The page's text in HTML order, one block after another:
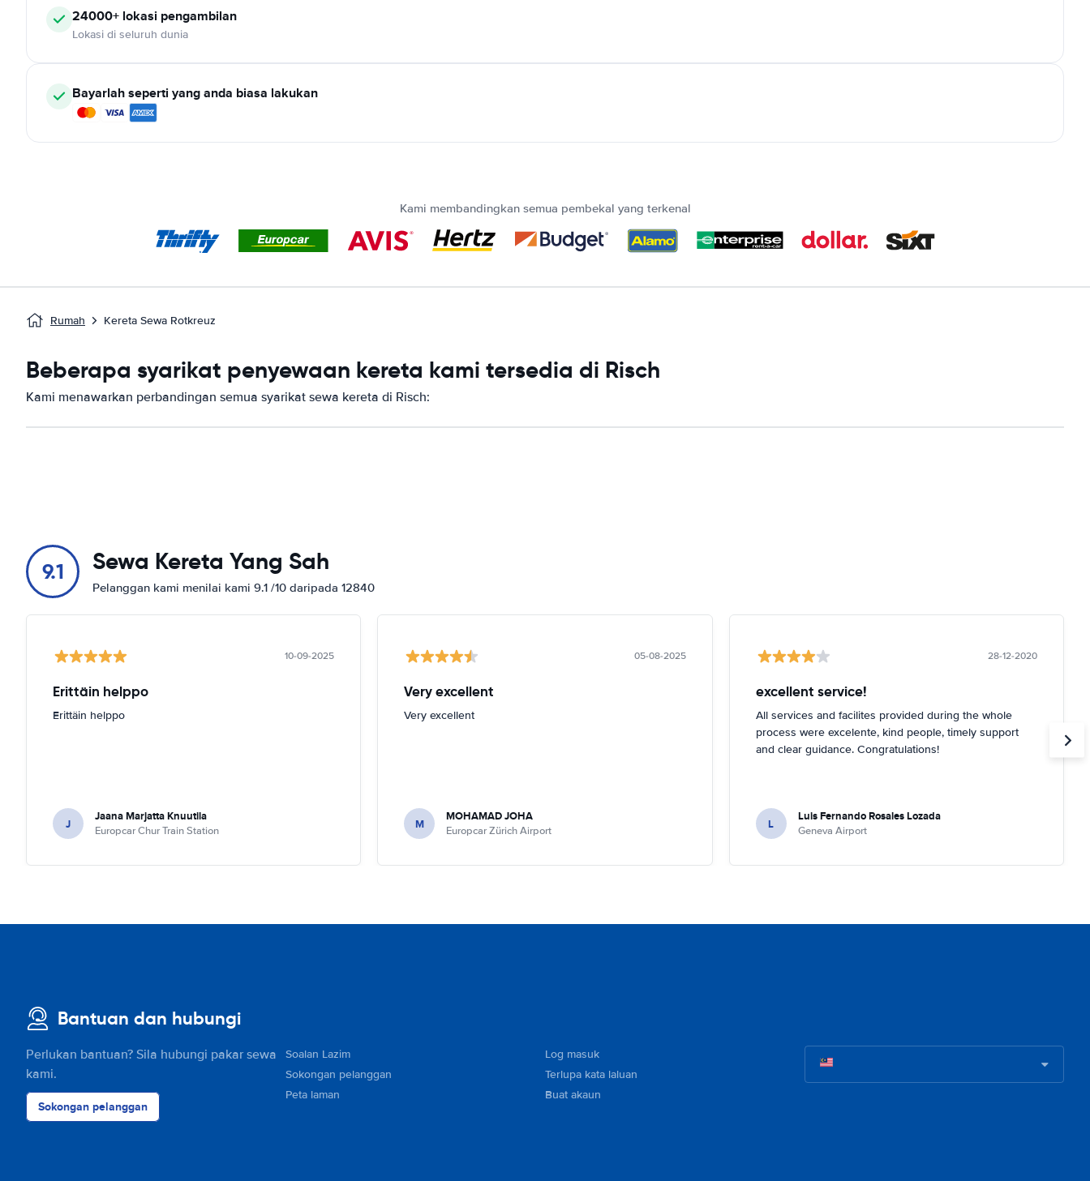
24000+ lokasi pengambilan
Lokasi di seluruh dunia
Bayarlah seperti yang anda biasa lakukan
Kami membandingkan semua pembekal yang terkenal
Rumah Kereta Sewa Rotkreuz
Beberapa syarikat penyewaan kereta kami tersedia di Risch
Kami menawarkan perbandingan semua syarikat sewa kereta di Risch:
9.1 Sewa Kereta Yang Sah
Pelanggan kami menilai kami 9.1 /10 daripada 12840
10-09-2025
Erittäin helppo
Erittäin helppo
J Jaana Marjatta Knuutila
Europcar Chur Train Station
05-08-2025
Very excellent
Very excellent
M MOHAMAD JOHA
Europcar Zürich Airport
28-12-2020
excellent service!
All services and facilites provided during the whole
process were excelente, kind people, timely support
and clear guidance. Congratulations!
L Luis Fernando Rosales Lozada
Geneva Airport
Bantuan dan hubungi
Perlukan bantuan? Sila hubungi pakar sewa
kami.
Sokongan pelanggan
Soalan Lazim
Sokongan pelanggan
Peta laman
Log masuk
Terlupa kata laluan
Buat akaun